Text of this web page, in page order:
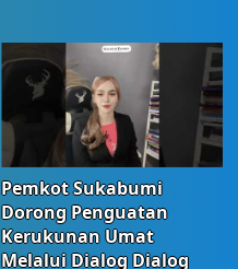
Pemkot Sukabumi
Dorong Penguatan
Kerukunan Umat
Melalui Dialog Dialog